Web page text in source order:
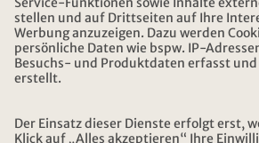
ADRESSE
ÜBER KONTIKI